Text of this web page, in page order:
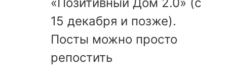
15 декабря и позже).
Посты можно просто
репостить